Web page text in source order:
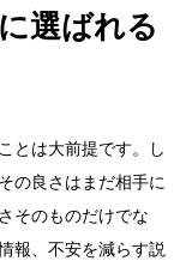
選ばれる
とは大前提です。し
の良さはまだ相手に
そのものだけでな
報、不安を減らす説